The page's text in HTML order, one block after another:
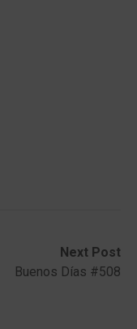
Next Post
Buenos Días #508